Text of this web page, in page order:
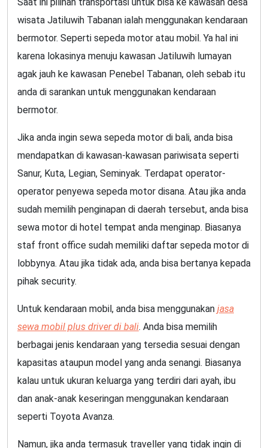
wisata Jatiluwih Tabanan ialah menggunakan kendaraan
bermotor. Seperti sepeda motor atau mobil. Ya hal ini
karena lokasinya menuju kawasan Jatiluwih lumayan
agak jauh ke kawasan Penebel Tabanan, oleh sebab itu
anda di sarankan untuk menggunakan kendaraan
bermotor.
Jika anda ingin sewa sepeda motor di bali, anda bisa
mendapatkan di kawasan-kawasan pariwisata seperti
Sanur, Kuta, Legian, Seminyak. Terdapat operator-
operator penyewa sepeda motor disana. Atau jika anda
sudah memilih penginapan di daerah tersebut, anda bisa
sewa motor di hotel tempat anda menginap. Biasanya
staf front office sudah memiliki daftar sepeda motor di
lobbynya. Atau jika tidak ada, anda bisa bertanya kepada
pihak security.
Untuk kendaraan mobil, anda bisa menggunakan jasa
sewa mobil plus driver di bali. Anda bisa memilih
berbagai jenis kendaraan yang tersedia sesuai dengan
kapasitas ataupun model yang anda senangi. Biasanya
kalau untuk ukuran keluarga yang terdiri dari ayah, ibu
dan anak-anak keseringan menggunakan kendaraan
seperti Toyota Avanza.
Namun, jika anda termasuk traveller yang tidak ingin di